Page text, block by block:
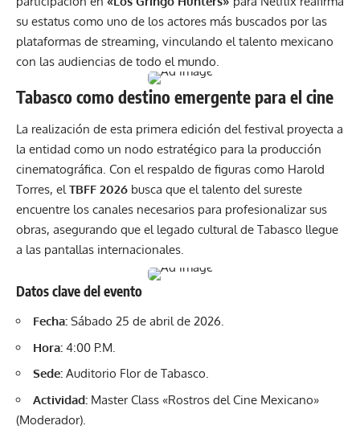
su estatus como uno de los actores más buscados por las
plataformas de streaming, vinculando el talento mexicano
con las audiencias de todo el mundo.
Tabasco como destino emergente para el cine
La realización de esta primera edición del festival proyecta a
la entidad como un nodo estratégico para la producción
cinematográfica. Con el respaldo de figuras como Harold
Torres, el TBFF 2026 busca que el talento del sureste
encuentre los canales necesarios para profesionalizar sus
obras, asegurando que el legado cultural de Tabasco llegue
a las pantallas internacionales.
Datos clave del evento
Fecha: Sábado 25 de abril de 2026.
Hora: 4:00 P.M.
Sede: Auditorio Flor de Tabasco.
Actividad: Master Class «Rostros del Cine Mexicano»
(Moderador).